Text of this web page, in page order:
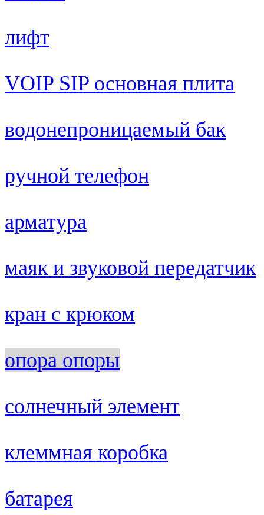
лифт
VOIP SIP основная плита
водонепроницаемый бак
ручной телефон
арматура
маяк и звуковой передатчик
кран с крюком
опора опоры
солнечный элемент
клеммная коробка
батарея